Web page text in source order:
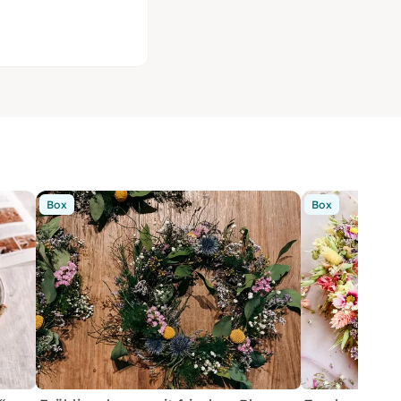
Box Box